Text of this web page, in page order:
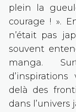
plein la
courage ! ».
n’était pas
souvent
manga.
delà des
dans l’univers